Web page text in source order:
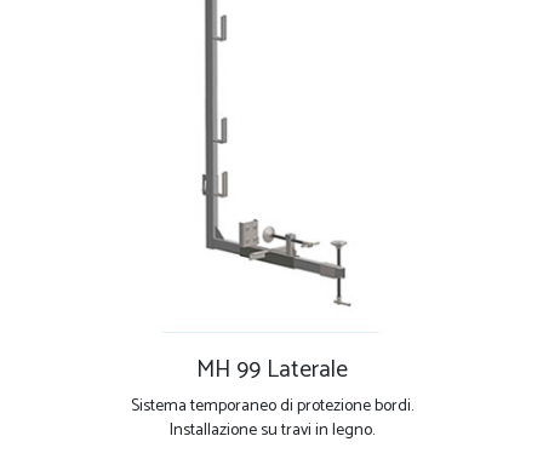
MH 99 Laterale
Sistema temporaneo di protezione bordi.
Installazione su travi in legno.